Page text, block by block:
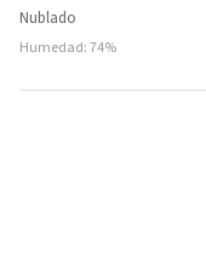
Nublado
Humedad: 74%